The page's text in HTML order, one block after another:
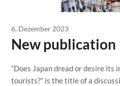
6. Dezember 2023
New publication
“Does Japan dread or desire
tourists?” is the title of a